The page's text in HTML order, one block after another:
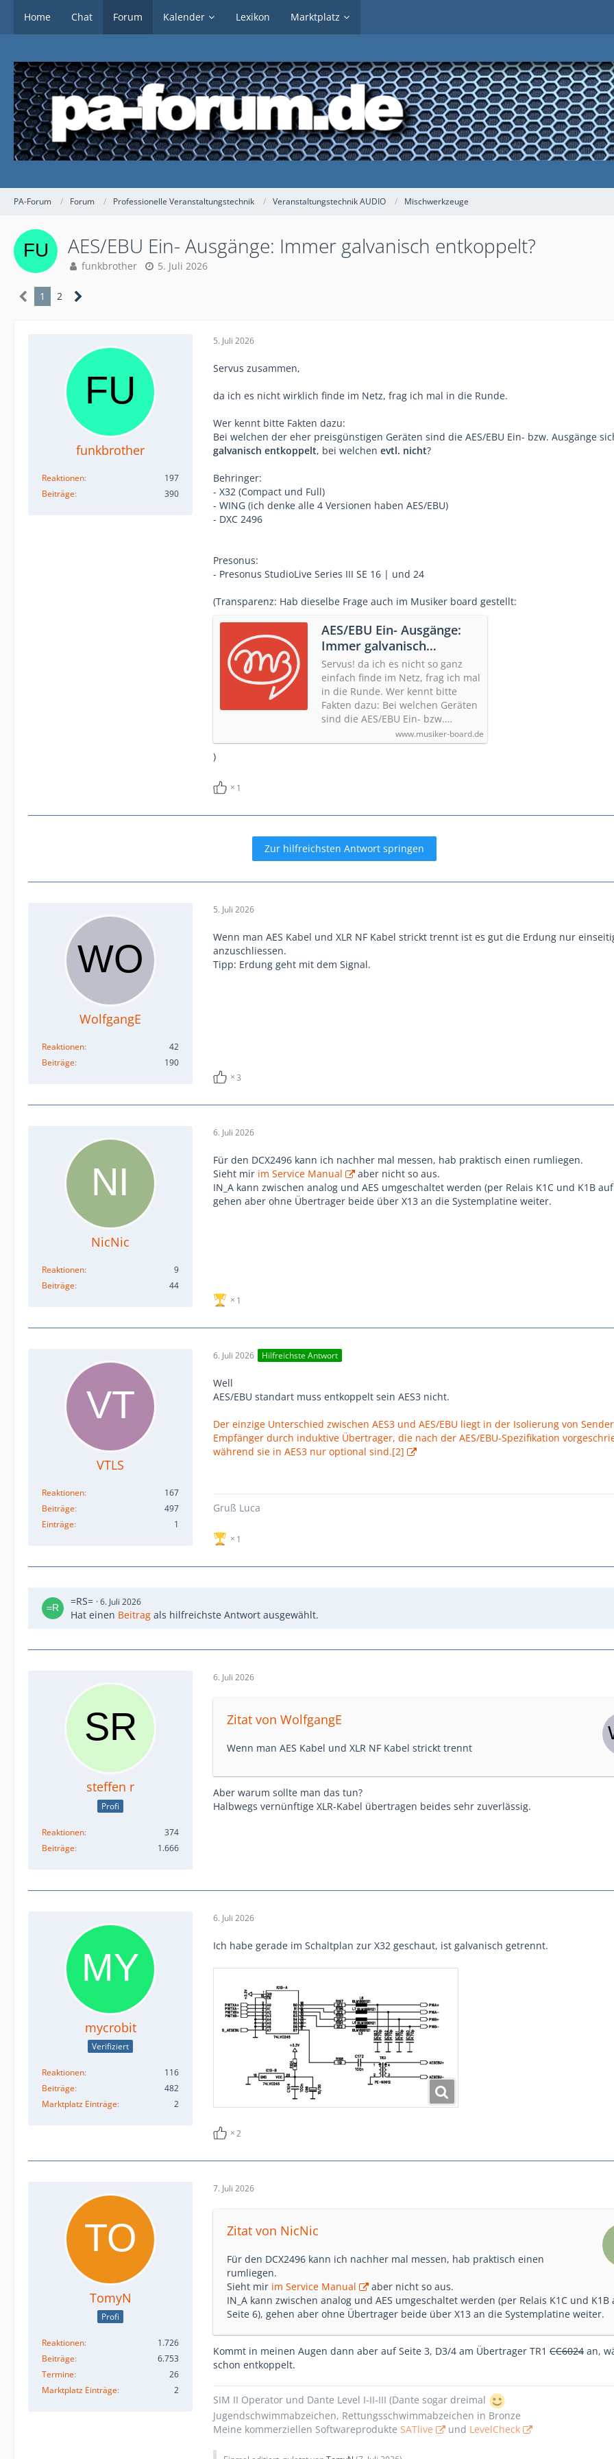
Home Chat Forum Kalender Lexikon Marktplatz
PA-Forum Forum Professionelle Veranstaltungstechnik Veranstaltungstechnik AUDIO Mischwerkzeuge
AES/EBU Ein- Ausgänge: Immer galvanisch entkoppelt?
funkbrother 5. Juli 2026
1 2
funkbrother
Reaktionen
197
Beiträge
390
5. Juli 2026
Servus zusammen,
da ich es nicht wirklich finde im Netz, frag ich mal in die Runde.
Wer kennt bitte Fakten dazu:
Bei welchen der eher preisgünstigen Geräten sind die AES/EBU Ein- bzw. Ausgänge
galvanisch entkoppelt, bei welchen evtl. nicht?
Behringer:
- X32 (Compact und Full)
- WING (ich denke alle 4 Versionen haben AES/EBU)
- DXC 2496
Presonus:
- Presonus StudioLive Series III SE 16 | und 24
(Transparenz: Hab dieselbe Frage auch im Musiker board gestellt:
AES/EBU Ein- Ausgänge:
Immer galvanisch
entkoppelt?
Servus! da ich es nicht so ganz
einfach finde im Netz, frag ich mal
in die Runde. Wer kennt bitte
Fakten dazu: Bei welchen Geräten
sind die AES/EBU Ein- bzw.…
www.musiker-board.de
)
1
Zur hilfreichsten Antwort springen
WolfgangE
Reaktionen
42
Beiträge
190
5. Juli 2026
Wenn man AES Kabel und XLR NF Kabel strickt trennt ist es gut die Erdung nur
anzuschliessen.
Tipp: Erdung geht mit dem Signal.
3
NicNic
Reaktionen
9
Beiträge
44
6. Juli 2026
Für den DCX2496 kann ich nachher mal messen, hab praktisch einen rumliegen.
Sieht mir im Service Manual
aber nicht so aus.
IN_A kann zwischen analog und AES umgeschaltet werden (per Relais K1C und K1B
gehen aber ohne Übertrager beide über X13 an die Systemplatine weiter.
1
VTLS
Reaktionen
167
Beiträge
497
Einträge
1
6. Juli 2026 Hilfreichste Antwort
Well
AES/EBU standart muss entkoppelt sein AES3 nicht.
Der einzige Unterschied zwischen AES3 und AES/EBU liegt in der Isolierung von
Empfänger durch induktive Übertrager, die nach der AES/EBU-Spezifikation
während sie in AES3 nur optional sind.[2]
Gruß Luca
1
=RS= 6. Juli 2026
Hat einen Beitrag als hilfreichste Antwort ausgewählt.
steffen r
Profi
Reaktionen
374
Beiträge
1.666
6. Juli 2026
Zitat von WolfgangE
Wenn man AES Kabel und XLR NF Kabel strickt trennt
Aber warum sollte man das tun?
Halbwegs vernünftige XLR-Kabel übertragen beides sehr zuverlässig.
mycrobit
Verifiziert
Reaktionen
116
Beiträge
482
Marktplatz Einträge
2
6. Juli 2026
Ich habe gerade im Schaltplan zur X32 geschaut, ist galvanisch getrennt.
2
TomyN
Profi
Reaktionen
1.726
Beiträge
6.753
Termine
26
Marktplatz Einträge
2
7. Juli 2026
Zitat von NicNic
Für den DCX2496 kann ich nachher mal messen, hab praktisch einen
rumliegen.
Sieht mir im Service Manual
aber nicht so aus.
IN_A kann zwischen analog und AES umgeschaltet werden (per Relais K1C und K1B
Seite 6), gehen aber ohne Übertrager beide über X13 an die Systemplatine weiter.
Kommt in meinen Augen dann aber auf Seite 3, D3/4 am Übertrager TR1 CC6024 an,
schon entkoppelt.
SIM II Operator und Dante Level I-II-III (Dante sogar dreimal
Jugendschwimmabzeichen, Rettungsschwimmabzeichen in Bronze
Meine kommerziellen Softwareprodukte SATlive und LevelCheck